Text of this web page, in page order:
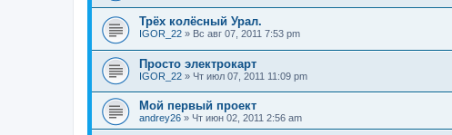
Трёх колёсный Урал.
IGOR_22 » Вс авг 07, 2011 7:53 pm
Просто электрокарт
IGOR_22 » Чт июл 07, 2011 11:09 pm
Мой первый проект
andrey26 » Чт июн 02, 2011 2:56 am